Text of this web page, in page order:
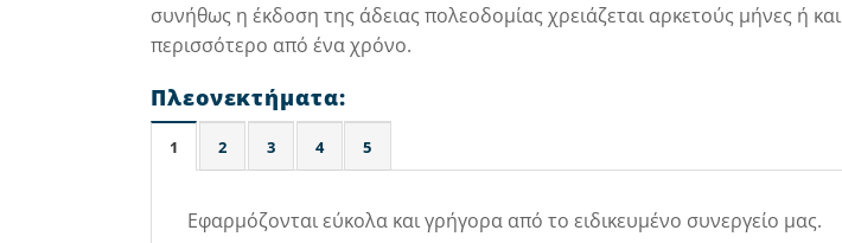
συνήθως η έκδοση της άδειας πολεοδομίας χρειάζεται αρκετούς μήνες ή και
περισσότερο από ένα χρόνο.
Πλεονεκτήματα:
1 2 3 4 5
Εφαρμόζονται εύκολα και γρήγορα από το ειδικευμένο συνεργείο μας.